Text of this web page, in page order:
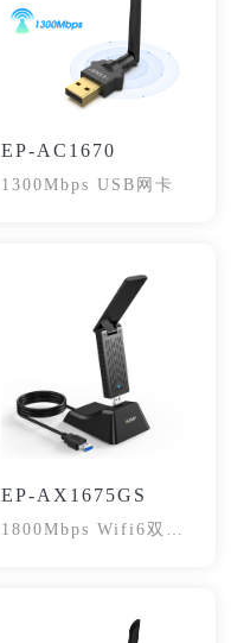
EP-AC1670
1300Mbps USB网卡
EP-AX1675GS
1800Mbps Wifi6双频